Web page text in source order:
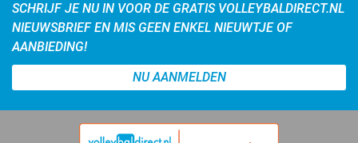
SCHRIJF JE NU IN VOOR DE GRATIS VOLLEYBALDIRECT.NL
NIEUWSBRIEF EN MIS GEEN ENKEL NIEUWTJE OF
AANBIEDING!
NU AANMELDEN